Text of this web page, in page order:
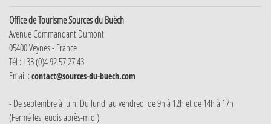
Office de Tourisme Sources du Buëch
Avenue Commandant Dumont
05400 Veynes - France
Tél : +33 (0)4 92 57 27 43
Email :contact@sources-du-buech.com
- De septembre à juin: Du lundi au vendredi de 9h à 12h et de 14h à 17h
(Fermé les jeudis après-midi)